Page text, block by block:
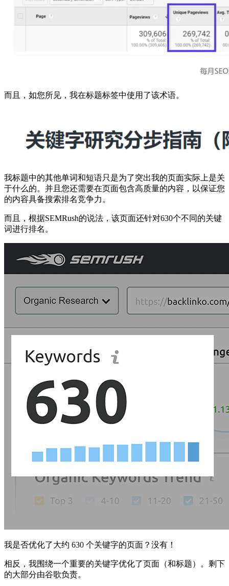
而且，如您所见，我在标题标签中使用了该术语。
我标题中的其他单词和短语只是为了突出我的页面实际上是关
于什么的。并且您还需要在页面包含高质量的内容，以保证您
的内容具备搜索排名竞争力。
而且，根据SEMRush的说法，该页面还针对630个不同的关键
词进行排名。
我是否优化了大约 630 个关键字的页面？没有！
相反，我围绕一个重要的关键字优化了页面（和标题）。剩下
的大部分由谷歌负责。